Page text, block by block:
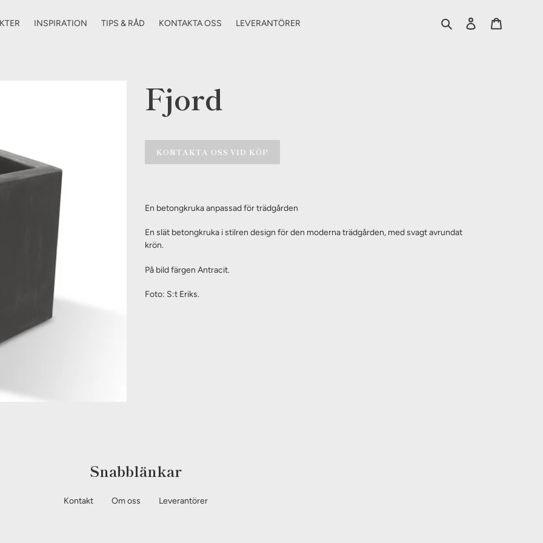
INSPIRATION TIPS & RÅD KONTAKTA OSS LEVERANTÖRER Sök Logga in
Fjord
KONTAKTA OSS VID KÖP
produkten
i
din
En betongkruka anpassad för trädgården
En slät betongkruka i stilren design för den moderna trädgården, med svagt avrundat
krön.
På bild färgen Antracit.
Foto: S:t Eriks.
Snabblänkar
Kontakt Om oss Leverantörer